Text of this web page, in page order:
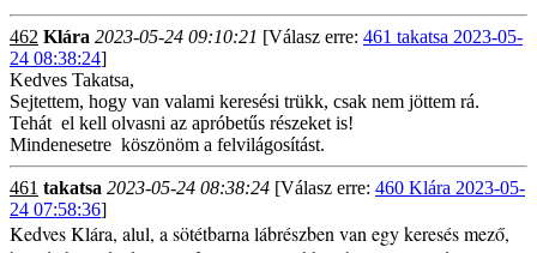
462 Klára 2023-05-24 09:10:21 [Válasz erre: 461 takatsa 2023-05-
24 08:38:24]
Kedves Takatsa,
Sejtettem, hogy van valami keresési trükk, csak nem jöttem rá.
Tehát el kell olvasni az apróbetűs részeket is!
Mindenesetre köszönöm a felvilágosítást.
461 takatsa 2023-05-24 08:38:24 [Válasz erre: 460 Klára 2023-05-
24 07:58:36]
Kedves Klára, alul, a sötétbarna lábrészben van egy keresés mező,